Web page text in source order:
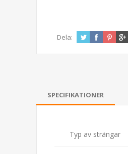
Dela:
SPECIFIKATIONER
Typ av strängar